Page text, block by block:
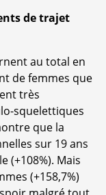
de trajet
au total en
de femmes que
très
squelettiques
que la
sur 19 ans
(+108%). Mais
(+158,7%)